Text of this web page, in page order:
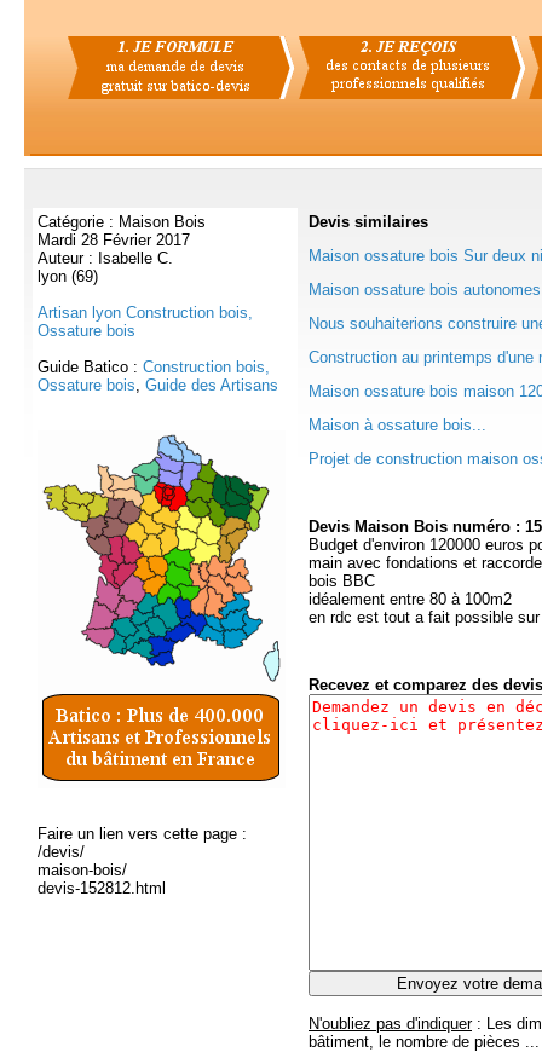
Catégorie : Maison Bois
Mardi 28 Février 2017
Auteur : Isabelle C.
lyon (69)
Artisan lyon Construction bois,
Ossature bois
Guide Batico : Construction bois,
Ossature bois, Guide des Artisans
Faire un lien vers cette page :
/devis/
maison-bois/
devis-152812.html
Devis similaires
Maison ossature bois Sur deux
Maison ossature bois
Nous souhaiterions construire
Construction au printemps d'une
Maison ossature bois maison
Maison à ossature bois...
Projet de construction maison
Devis Maison Bois numéro :
Budget d'environ 120000 euros
main avec fondations et
bois BBC
idéalement entre 80 à 100m2
en rdc est tout a fait possible
Recevez et comparez des
N'oubliez pas d'indiquer: Les
bâtiment, le nombre de pièces ...